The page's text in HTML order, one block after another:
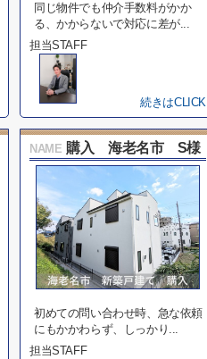
同じ物件でも仲介手数料がかか
る、かからないで対応に差が...
担当STAFF
続きはCLICK
NAME 購入 海老名市 S様
初めての問い合わせ時、急な依頼
にもかかわらず、しっかり...
担当STAFF